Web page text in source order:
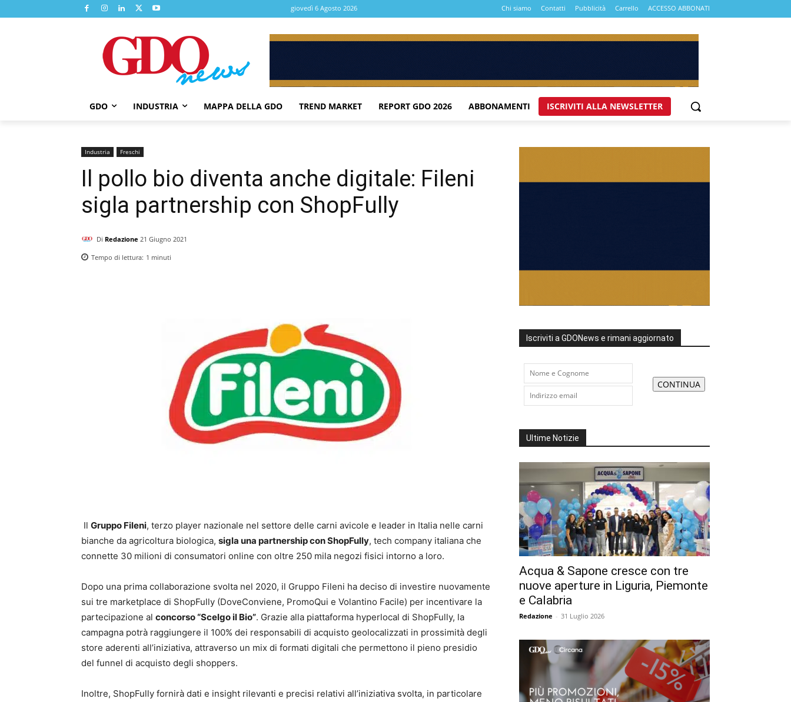
giovedì 6 Agosto 2026 Chi siamo Contatti Pubblicità Carrello ACCESSO ABBONATI
GDO INDUSTRIA MAPPA DELLA GDO TREND MARKET REPORT GDO 2026 ABBONAMENTI ISCRIVITI ALLA NEWSLETTER
Industria Freschi
Il pollo bio diventa anche digitale: Fileni
sigla partnership con ShopFully
Di Redazione 21 Giugno 2021
Tempo di lettura: 1 minuti
Il Gruppo Fileni, terzo player nazionale nel settore delle carni avicole e leader in Italia nelle carni
bianche da agricoltura biologica, sigla una partnership con ShopFully, tech company italiana che
connette 30 milioni di consumatori online con oltre 250 mila negozi fisici intorno a loro.
Dopo una prima collaborazione svolta nel 2020, il Gruppo Fileni ha deciso di investire nuovamente
sui tre marketplace di ShopFully (DoveConviene, PromoQui e Volantino Facile) per incentivare la
partecipazione al concorso “Scelgo il Bio”. Grazie alla piattaforma hyperlocal di ShopFully, la
campagna potrà raggiungere il 100% dei responsabili di acquisto geolocalizzati in prossimità degli
store aderenti all’iniziativa, attraverso un mix di formati digitali che permettono il pieno presidio
del funnel di acquisto degli shoppers.
Inoltre, ShopFully fornirà dati e insight rilevanti e precisi relativi all’iniziativa svolta, in particolare
Iscriviti a GDONews e rimani aggiornato
Ultime Notizie
Acqua & Sapone cresce con tre
nuove aperture in Liguria, Piemonte
e Calabria
Redazione - 31 Luglio 2026